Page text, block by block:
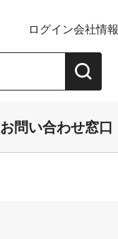
ログイン会社情報
お問い合わせ窓口